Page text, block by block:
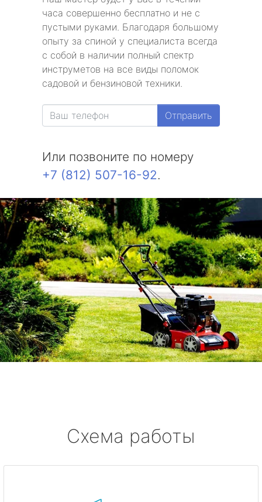
часа совершенно бесплатно и не с
пустыми руками. Благодаря большому
опыту за спиной у специалиста всегда
с собой в наличии полный спектр
инструметов на все виды поломок
садовой и бензиновой техники.
Отправить
Или позвоните по номеру
+7 (812) 507-16-92.
Схема работы